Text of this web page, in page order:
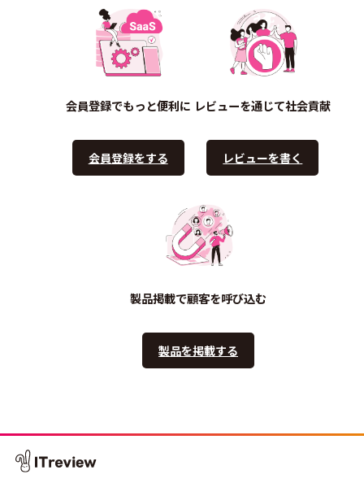
会員登録でもっと便利に
会員登録をする
レビューを通じて社会貢献
レビューを書く
製品掲載で顧客を呼び込む
製品を掲載する